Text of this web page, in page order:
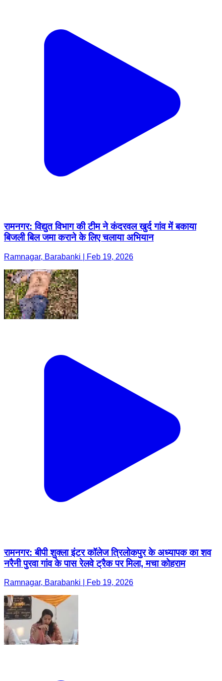
रामनगर: विद्युत विभाग की टीम ने कंदरवल खुर्द गांव में बकाया
बिजली बिल जमा कराने के लिए चलाया अभियान
Ramnagar, Barabanki | Feb 19, 2026
रामनगर: बीपी शुक्ला इंटर कॉलेज त्रिलोकपुर के अध्यापक का शव
नरैनी पुरवा गांव के पास रेलवे ट्रैक पर मिला, मचा कोहराम
Ramnagar, Barabanki | Feb 19, 2026